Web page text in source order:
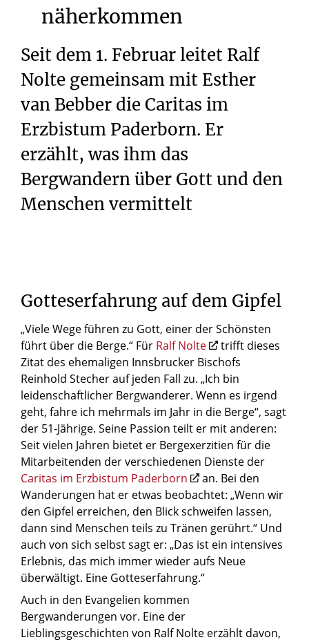
näherkommen
Seit dem 1. Februar leitet Ralf
Nolte gemeinsam mit Esther
van Bebber die Caritas im
Erzbistum Paderborn. Er
erzählt, was ihm das
Bergwandern über Gott und den
Menschen vermittelt
Gotteserfahrung auf dem Gipfel
„Viele Wege führen zu Gott, einer der Schönsten
führt über die Berge.“ Für Ralf Nolte
trifft dieses
Zitat des ehemaligen Innsbrucker Bischofs
Reinhold Stecher auf jeden Fall zu. „Ich bin
leidenschaftlicher Bergwanderer. Wenn es irgend
geht, fahre ich mehrmals im Jahr in die Berge“, sagt
der 51-Jährige. Seine Passion teilt er mit anderen:
Seit vielen Jahren bietet er Bergexerzitien für die
Mitarbeitenden der verschiedenen Dienste der
Caritas im Erzbistum Paderborn
an. Bei den
Wanderungen hat er etwas beobachtet: „Wenn wir
den Gipfel erreichen, den Blick schweifen lassen,
dann sind Menschen teils zu Tränen gerührt.“ Und
auch von sich selbst sagt er: „Das ist ein intensives
Erlebnis, das mich immer wieder aufs Neue
überwältigt. Eine Gotteserfahrung.“
Auch in den Evangelien kommen
Bergwanderungen vor. Eine der
Lieblingsgeschichten von Ralf Nolte erzählt davon,